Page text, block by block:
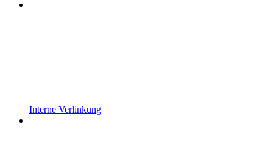
Interne Verlinkung